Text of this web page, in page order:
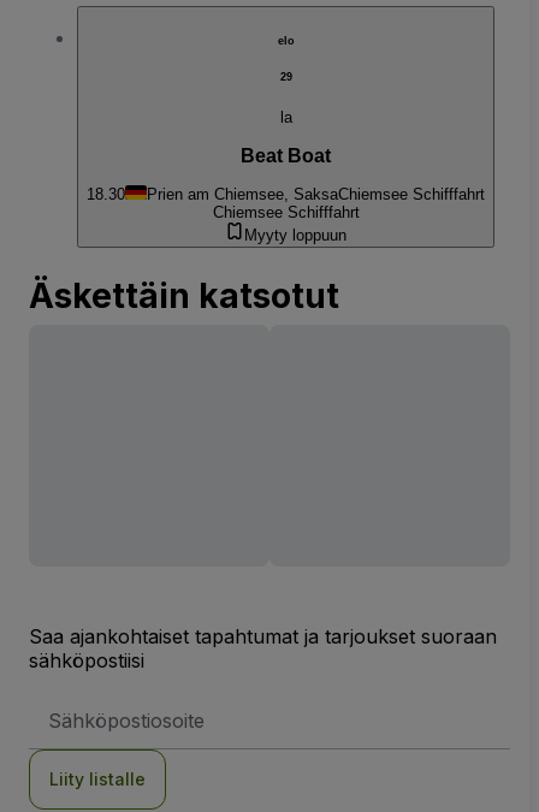
elo
29
la
Beat Boat
18.30 Prien am Chiemsee, SaksaChiemsee Schifffahrt
Chiemsee Schifffahrt
Myyty loppuun
Äskettäin katsotut
Saa ajankohtaiset tapahtumat ja tarjoukset suoraan
sähköpostiisi
Liity listalle